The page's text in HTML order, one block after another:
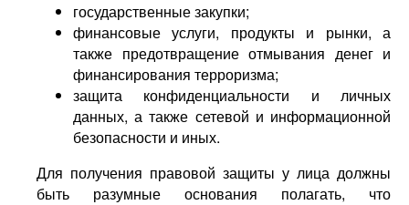
государственные закупки;
финансовые услуги, продукты и рынки, а
также предотвращение отмывания денег и
финансирования терроризма;
защита конфиденциальности и личных
данных, а также сетевой и информационной
безопасности и иных.
Для получения правовой защиты у лица должны
быть разумные основания полагать, что